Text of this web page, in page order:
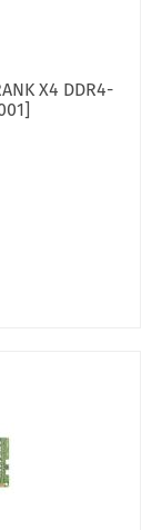
X4 DDR4-